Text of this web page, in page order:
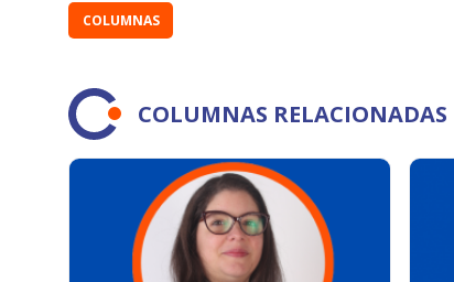
COLUMNAS
COLUMNAS RELACIONADAS